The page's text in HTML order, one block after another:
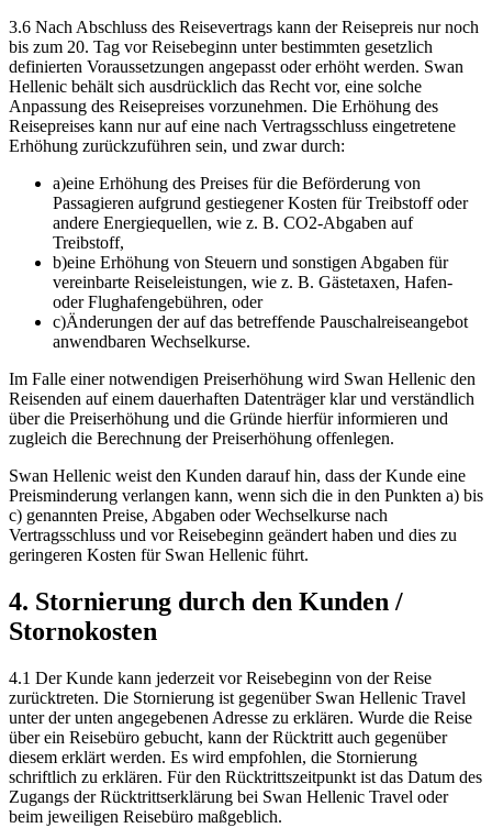
3.6 Nach Abschluss des Reisevertrags kann der Reisepreis nur noch
bis zum 20. Tag vor Reisebeginn unter bestimmten gesetzlich
definierten Voraussetzungen angepasst oder erhöht werden. Swan
Hellenic behält sich ausdrücklich das Recht vor, eine solche
Anpassung des Reisepreises vorzunehmen. Die Erhöhung des
Reisepreises kann nur auf eine nach Vertragsschluss eingetretene
Erhöhung zurückzuführen sein, und zwar durch:
a)eine Erhöhung des Preises für die Beförderung von
Passagieren aufgrund gestiegener Kosten für Treibstoff oder
andere Energiequellen, wie z. B. CO2‑Abgaben auf
Treibstoff,
b)eine Erhöhung von Steuern und sonstigen Abgaben für
vereinbarte Reiseleistungen, wie z. B. Gästetaxen, Hafen‑
oder Flughafengebühren, oder
c)Änderungen der auf das betreffende Pauschalreiseangebot
anwendbaren Wechselkurse.
Im Falle einer notwendigen Preiserhöhung wird Swan Hellenic den
Reisenden auf einem dauerhaften Datenträger klar und verständlich
über die Preiserhöhung und die Gründe hierfür informieren und
zugleich die Berechnung der Preiserhöhung offenlegen.
Swan Hellenic weist den Kunden darauf hin, dass der Kunde eine
Preisminderung verlangen kann, wenn sich die in den Punkten a) bis
c) genannten Preise, Abgaben oder Wechselkurse nach
Vertragsschluss und vor Reisebeginn geändert haben und dies zu
geringeren Kosten für Swan Hellenic führt.
4. Stornierung durch den Kunden /
Stornokosten
4.1 Der Kunde kann jederzeit vor Reisebeginn von der Reise
zurücktreten. Die Stornierung ist gegenüber Swan Hellenic Travel
unter der unten angegebenen Adresse zu erklären. Wurde die Reise
über ein Reisebüro gebucht, kann der Rücktritt auch gegenüber
diesem erklärt werden. Es wird empfohlen, die Stornierung
schriftlich zu erklären. Für den Rücktrittszeitpunkt ist das Datum des
Zugangs der Rücktrittserklärung bei Swan Hellenic Travel oder
beim jeweiligen Reisebüro maßgeblich.